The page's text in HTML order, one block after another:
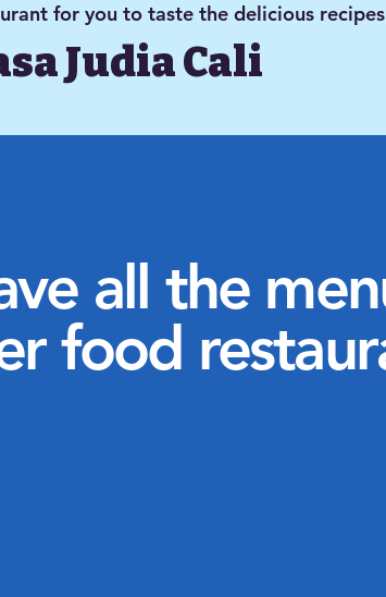
for you to taste the delicious
Judia Cali
all the
food